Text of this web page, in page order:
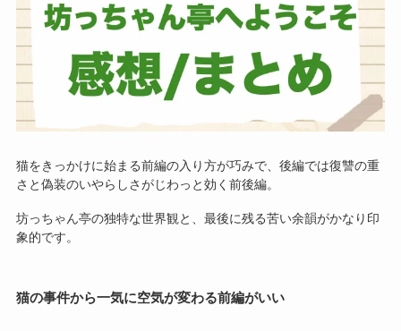
猫をきっかけに始まる前編の入り方が巧みで、後編では復讐の重
さと偽装のいやらしさがじわっと効く前後編。
坊っちゃん亭の独特な世界観と、最後に残る苦い余韻がかなり印
象的です。
猫の事件から一気に空気が変わる前編がいい